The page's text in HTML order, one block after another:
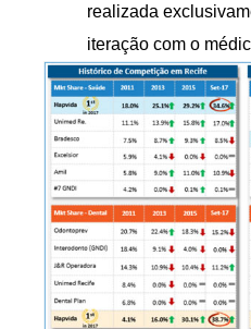
realizada
iteração com o